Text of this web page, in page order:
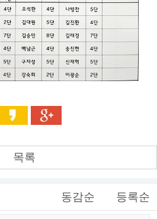
목록
동감순 등록순